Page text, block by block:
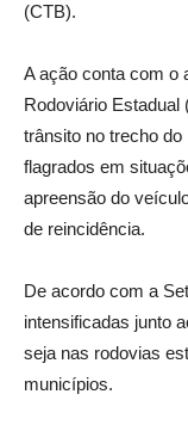
(CTB).
A ação conta com o
Rodoviário Estadual
trânsito no trecho
flagrados em
apreensão do
de reincidência.
De acordo com a
intensificadas junto
seja nas rodovias
municípios.